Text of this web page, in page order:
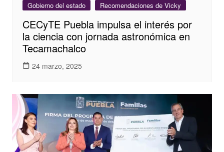
Gobierno del estado Recomendaciones de Vicky
CECyTE Puebla impulsa el interés por
la ciencia con jornada astronómica en
Tecamachalco
24 marzo, 2025